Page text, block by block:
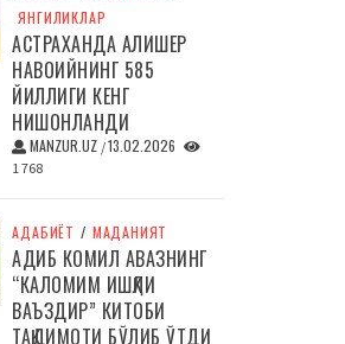
ЯНГИЛИКЛАР
АСТРАХАНДА АЛИШЕР
НАВОИЙНИНГ 585
ЙИЛЛИГИ КЕНГ
НИШОНЛАНДИ
MANZUR.UZ /13.02.2026
1 768
АДАБИЁТ / МАДАНИЯТ
АДИБ КОМИЛ АВАЗНИНГ
“КАЛОМИМ ИШҚЛИ
ВАЪЗДИР” КИТОБИ
ТАҚДИМОТИ БЎЛИБ ЎТДИ